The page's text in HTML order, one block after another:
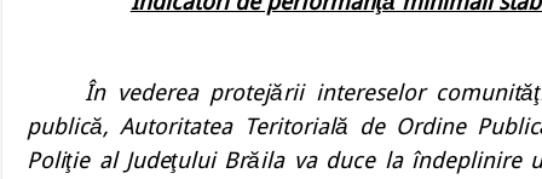
În vederea protejării intereselor
publică, Autoritatea Teritorială de Ordine
Poliţie al Judeţului Brăila va duce la